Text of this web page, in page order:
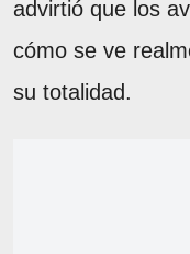
advirtió que los
cómo se ve
su totalidad.